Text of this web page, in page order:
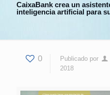
CaixaBank crea un
inteligencia artificial para
0 Publicado por
2018